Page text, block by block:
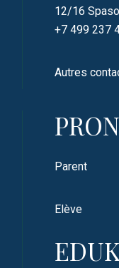
12/16
+7 499 237
Autres
Parent
Elève